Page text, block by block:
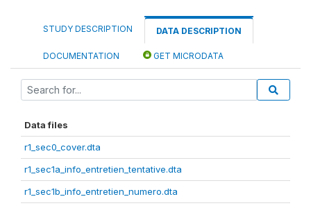
STUDY DESCRIPTION DATA DESCRIPTION
DOCUMENTATION GET MICRODATA
Data files
r1_sec0_cover.dta
r1_sec1a_info_entretien_tentative.dta
r1_sec1b_info_entretien_numero.dta